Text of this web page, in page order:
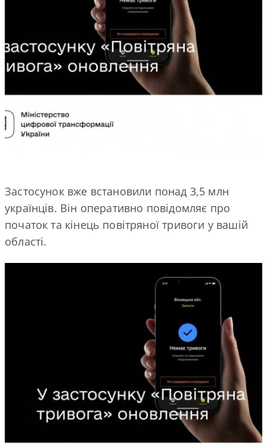
Застосунок вже встановили понад 3,5 млн
українців. Він оперативно повідомляє про
початок та кінець повітряної тривоги у вашій
області.